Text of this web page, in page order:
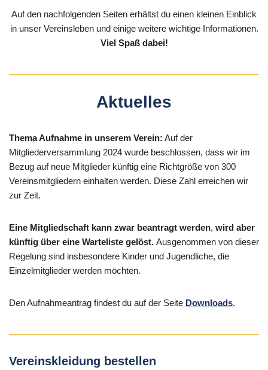
Auf den nachfolgenden Seiten erhältst du einen kleinen Einblick
in unser Vereinsleben und einige weitere wichtige Informationen.
Viel Spaß dabei!
Aktuelles
Thema Aufnahme in unserem Verein: Auf der
Mitgliederversammlung 2024 wurde beschlossen, dass wir im
Bezug auf neue Mitglieder künftig eine Richtgröße von 300
Vereinsmitgliedern einhalten werden. Diese Zahl erreichen wir
zur Zeit.
Eine Mitgliedschaft kann zwar beantragt werden, wird aber
künftig über eine Warteliste gelöst. Ausgenommen von dieser
Regelung sind insbesondere Kinder und Jugendliche, die
Einzelmitglieder werden möchten.
Den Aufnahmeantrag findest du auf der Seite Downloads.
Vereinskleidung bestellen